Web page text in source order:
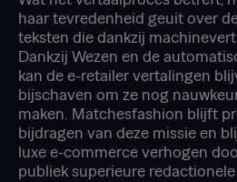
haar tevredenheid geuit over
teksten die dankzij
Dankzij Wezen en de
kan de e-retailer vertalingen
bijschaven om ze nog
maken. Matchesfashion blijft
bijdragen van deze missie en
luxe e-commerce verhogen
publiek superieure